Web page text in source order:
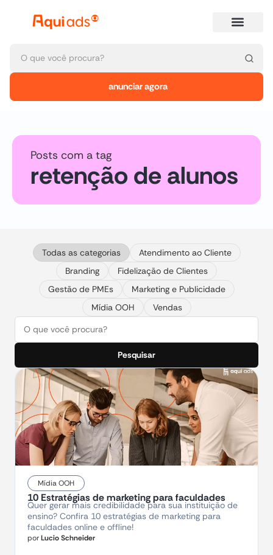
anunciar agora
Posts com a tag
retenção de alunos
Todas as categorias
Atendimento ao Cliente
Branding
Fidelização de Clientes
Gestão de PMEs
Marketing e Publicidade
Mídia OOH
Vendas
Pesquisar
Mídia OOH
10 Estratégias de marketing para faculdades
Quer gerar mais credibilidade para sua instituição de
ensino? Confira 10 estratégias de marketing para
faculdades online e offline!
porLucio Schneider